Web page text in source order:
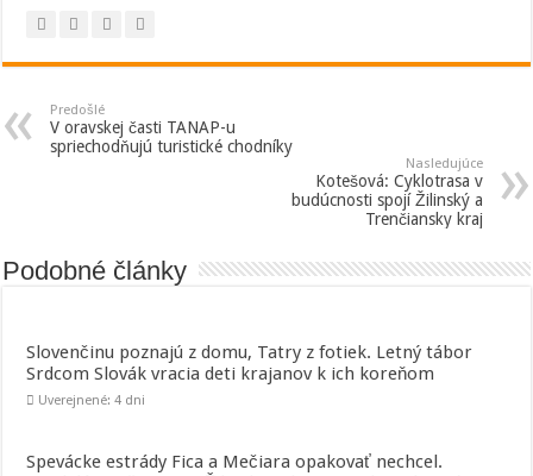
Predošlé
V oravskej časti TANAP-u
spriechodňujú turistické chodníky
Nasledujúce
Kotešová: Cyklotrasa v
budúcnosti spojí Žilinský a
Trenčiansky kraj
Podobné články
Slovenčinu poznajú z domu, Tatry z fotiek. Letný tábor
Srdcom Slovák vracia deti krajanov k ich koreňom
Uverejnené: 4 dni
Spevácke estrády Fica a Mečiara opakovať nechcel.